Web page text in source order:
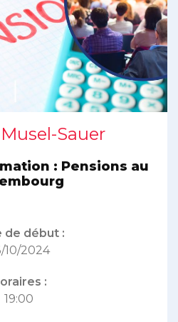
Sauer
: Pensions au
de début :
10/2024
:
19:00